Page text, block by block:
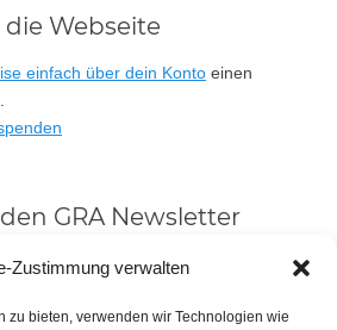
Zustimmung verwalten
zu bieten, verwenden wir Technologien wie
Webseite
einfach über dein Konto einen
GRA Newsletter
Name